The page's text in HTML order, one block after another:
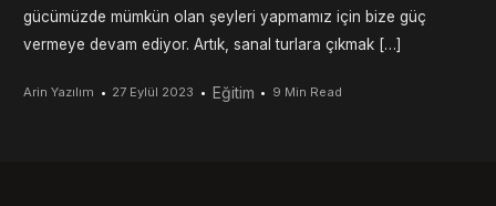
gücümüzde mümkün olan şeyleri yapmamız için bize güç
vermeye devam ediyor. Artık, sanal turlara çıkmak […]
Arin Yazılım 27 Eylül 2023 Eğitim 9 Min Read